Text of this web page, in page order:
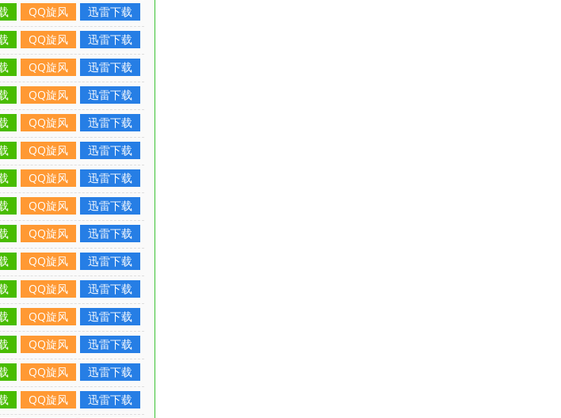
迅雷下载
QQ旋风
迅雷下载
QQ旋风
迅雷下载
QQ旋风
迅雷下载
QQ旋风
迅雷下载
QQ旋风
迅雷下载
QQ旋风
迅雷下载
QQ旋风
迅雷下载
QQ旋风
迅雷下载
QQ旋风
迅雷下载
QQ旋风
迅雷下载
QQ旋风
迅雷下载
QQ旋风
迅雷下载
QQ旋风
迅雷下载
QQ旋风
迅雷下载
QQ旋风